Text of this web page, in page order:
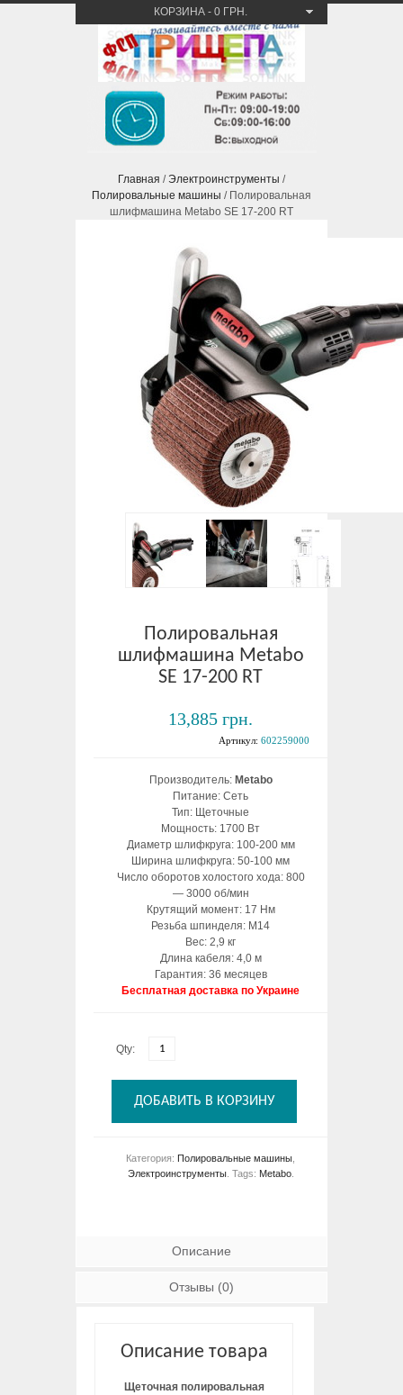
КОРЗИНА - 0 ГРН.
Главная /Электроинструменты /
Полировальные машины / Полировальная
шлифмашина Metabo SE 17-200 RT
Полировальная
шлифмашина Metabo
SE 17-200 RT
13,885 грн.
Артикул: 602259000
Производитель: Metabo
Питание: Сеть
Тип: Щеточные
Мощность: 1700 Вт
Диаметр шлифкруга: 100-200 мм
Ширина шлифкруга: 50-100 мм
Число оборотов холостого хода: 800
— 3000 об/мин
Крутящий момент: 17 Нм
Резьба шпинделя: M14
Вес: 2,9 кг
Длина кабеля: 4,0 м
Гарантия: 36 месяцев
Бесплатная доставка по Украине
Qty:
ДОБАВИТЬ В КОРЗИНУ
Категория: Полировальные машины
Электроинструменты. Tags: Metabo.
Описание
Отзывы (0)
Описание товара
Щеточная полировальная